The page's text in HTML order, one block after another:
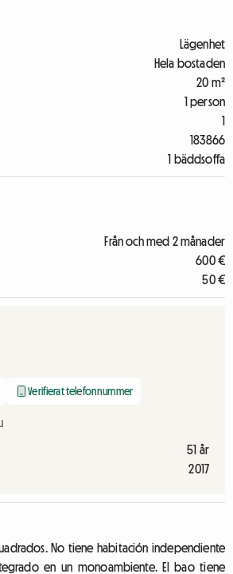
Lägenhet
Hela bostaden
20 m²
1 person
1
183866
1 bäddsoffa
Från och med 2 månader
600 €
50 €
Verifierat telefonnummer
51 år
2017
No tiene habitación independiente
en un monoambiente. El bao tiene